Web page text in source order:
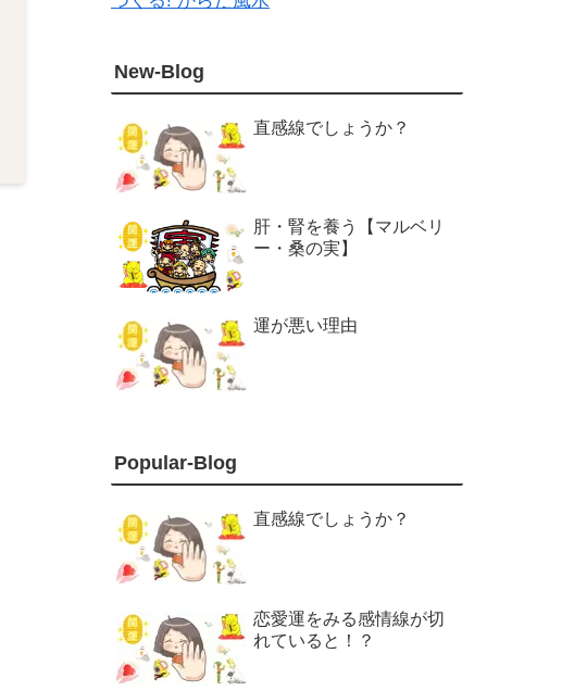
New-Blog
直感線でしょうか？
肝・腎を養う【マルベリ
ー・桑の実】
運が悪い理由
Popular-Blog
直感線でしょうか？
恋愛運をみる感情線が切
れていると！？